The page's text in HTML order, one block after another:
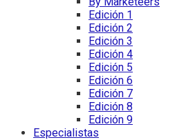
Edición 1
Edición 2
Edición 3
Edición 4
Edición 5
Edición 6
Edición 7
Edición 8
Edición 9
Especialistas